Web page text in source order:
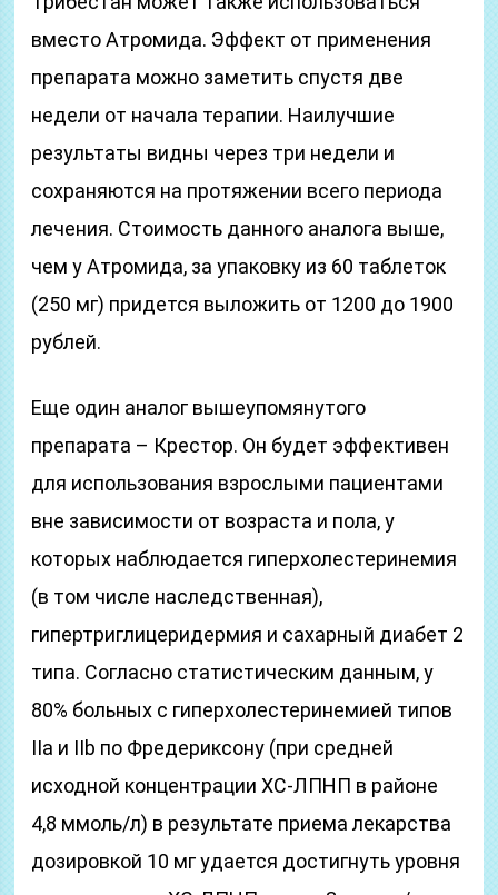
вместо Атромида. Эффект от применения
препарата можно заметить спустя две
недели от начала терапии. Наилучшие
результаты видны через три недели и
сохраняются на протяжении всего периода
лечения. Стоимость данного аналога выше,
чем у Атромида, за упаковку из 60 таблеток
(250 мг) придется выложить от 1200 до 1900
рублей.
Еще один аналог вышеупомянутого
препарата – Крестор. Он будет эффективен
для использования взрослыми пациентами
вне зависимости от возраста и пола, у
которых наблюдается гиперхолестеринемия
(в том числе наследственная),
гипертриглицеридермия и сахарный диабет 2
типа. Согласно статистическим данным, у
80% больных с гиперхолестеринемией типов
IIа и IIb по Фредериксону (при средней
исходной концентрации ХС-ЛПНП в районе
4,8 ммоль/л) в результате приема лекарства
дозировкой 10 мг удается достигнуть уровня